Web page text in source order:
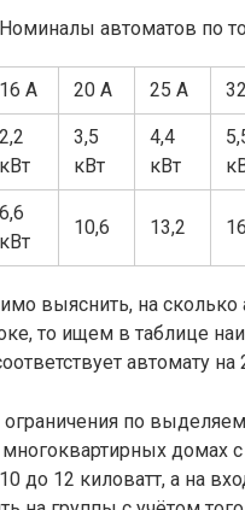
Номиналы автоматов по
16 А 20 А 25 А
2,2
кВт
3,5
кВт
4,4
кВт
6,6
кВт
10,6 13,2
выяснить, на
то ищем в таблице
автомату
ограничения по
домах
до 12 киловатт, а на